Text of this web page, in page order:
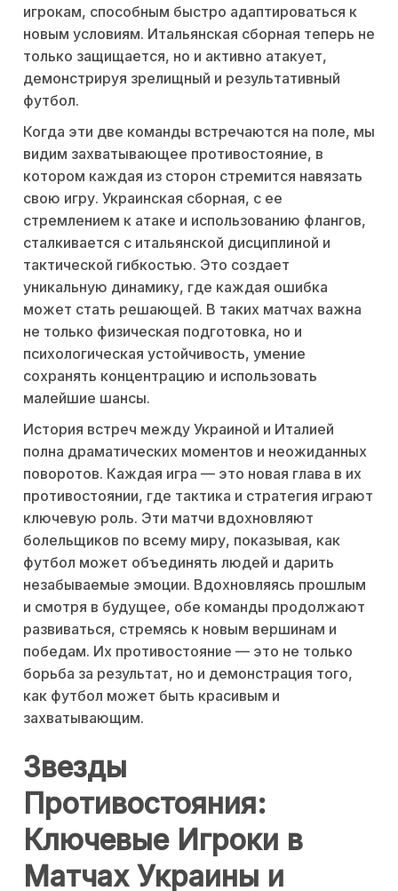
игрокам, способным быстро адаптироваться к
новым условиям. Итальянская сборная теперь не
только защищается, но и активно атакует,
демонстрируя зрелищный и результативный
футбол.
Когда эти две команды встречаются на поле, мы
видим захватывающее противостояние, в
котором каждая из сторон стремится навязать
свою игру. Украинская сборная, с ее
стремлением к атаке и использованию флангов,
сталкивается с итальянской дисциплиной и
тактической гибкостью. Это создает
уникальную динамику, где каждая ошибка
может стать решающей. В таких матчах важна
не только физическая подготовка, но и
психологическая устойчивость, умение
сохранять концентрацию и использовать
малейшие шансы.
История встреч между Украиной и Италией
полна драматических моментов и неожиданных
поворотов. Каждая игра — это новая глава в их
противостоянии, где тактика и стратегия играют
ключевую роль. Эти матчи вдохновляют
болельщиков по всему миру, показывая, как
футбол может объединять людей и дарить
незабываемые эмоции. Вдохновляясь прошлым
и смотря в будущее, обе команды продолжают
развиваться, стремясь к новым вершинам и
победам. Их противостояние — это не только
борьба за результат, но и демонстрация того,
как футбол может быть красивым и
захватывающим.
Звезды
Противостояния:
Ключевые Игроки в
Матчах Украины и